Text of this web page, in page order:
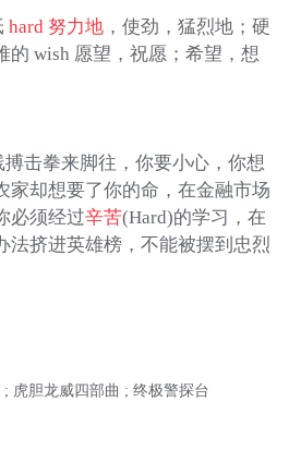
hard 努力地，使劲，猛烈地；硬
的 wish 愿望，祝愿；希望，想
搏击拳来脚往，你要小心，你想
家却想要了你的命，在金融市场
必须经过辛苦(Hard)的学习，在
法挤进英雄榜，不能被摆到忠烈
虎胆龙威四部曲 ; 终极警探台